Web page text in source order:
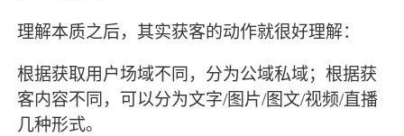
理解本质之后，其实获客的动作就很好理解：
根据获取用户场域不同，分为公域私域；根据获
客内容不同，可以分为文字/图片/图文/视频/直播
几种形式。